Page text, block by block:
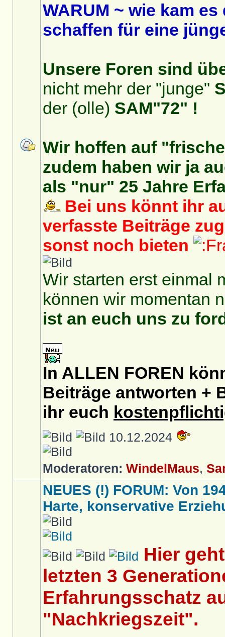
WARUM ~ wie kam
schaffen für eine
Unsere Foren sind
nicht mehr der "junge"
der (olle) SAM"72" !
Wir hoffen auf
zudem haben wir ja
als "nur" 25 Jahre
Bei uns könnt ihr
verfasste Beiträge
sonst noch bieten
Wir starten erst einmal
können wir momentan
ist an euch uns zu
In ALLEN FOREN
Beiträge antworten +
ihr euch
10.12.2024
Moderatoren: WindelMaus,
NEUES (!) FORUM: Von
Harte, konservative
Hier
letzten 3
Erfahrungsschatz
"Nachkriegszeit".